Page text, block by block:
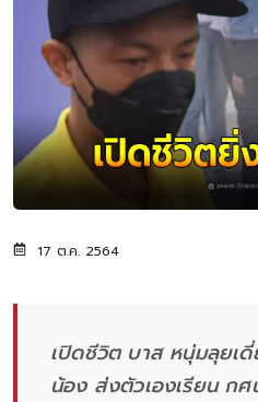
17 ต.ค. 2564
เปิดชีวิต บาส หนุ่มลุยเ
น้อง ส่งตัวเองเรียน ก